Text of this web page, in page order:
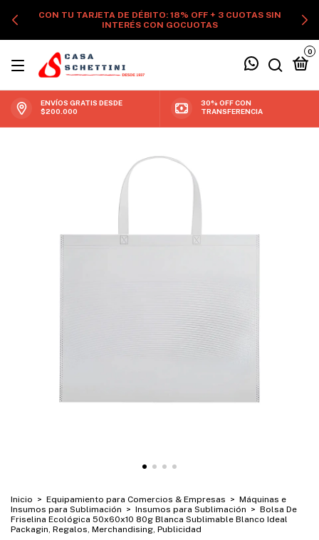
CON TU TARJETA DE DÉBITO: 18% OFF + 3 CUOTAS SIN
INTERÉS CON GOCUOTAS
0
ENVÍOS GRATIS DESDE
$200.000
30% OFF CON
TRANSFERENCIA
Inicio > Equipamiento para Comercios & Empresas > Máquinas e
Insumos para Sublimación > Insumos para Sublimación > Bolsa De
Friselina Ecológica 50x60x10 80g Blanca Sublimable Blanco Ideal
Packagin, Regalos, Merchandising, Publicidad